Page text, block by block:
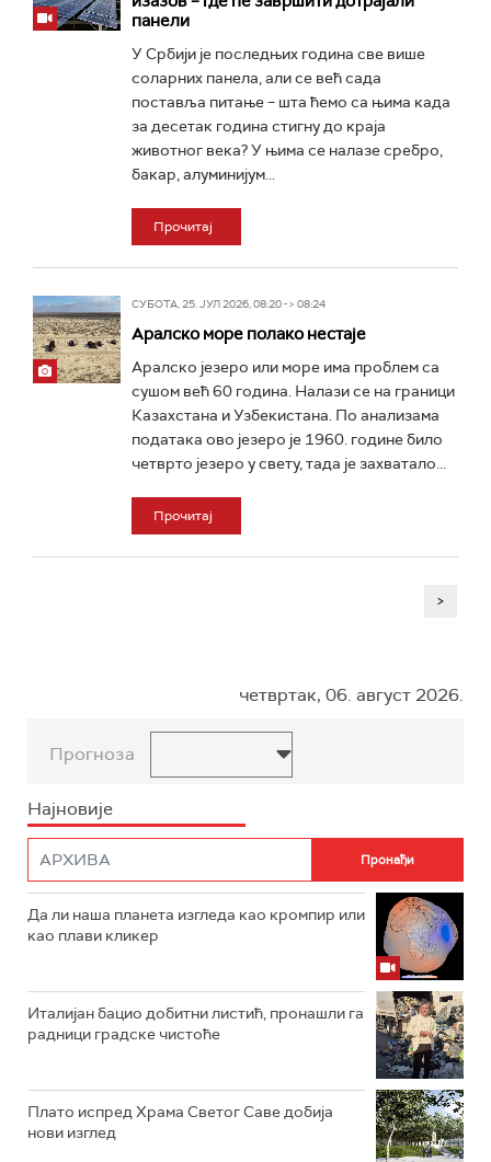
панели
У Србији је последњих година све више
соларних панела, али се већ сада
поставља питање – шта ћемо са њима када
за десетак година стигну до краја
животног века? У њима се налазе сребро,
бакар, алуминијум...
Прочитај
СУБОТА, 25. ЈУЛ 2026, 08:20 -> 08:24
Аралско море полако нестаје
Аралско језеро или море има проблем са
сушом већ 60 година. Налази се на граници
Казахстана и Узбекистана. По анализама
података ово језеро је 1960. године било
четврто језеро у свету, тада је захватало...
Прочитај
>
четвртак, 06. август 2026.
Прогноза
Најновије
Да ли наша планета изгледа као кромпир или
као плави кликер
Италијан бацио добитни листић, пронашли га
радници градске чистоће
Плато испред Храма Светог Саве добија
нови изглед